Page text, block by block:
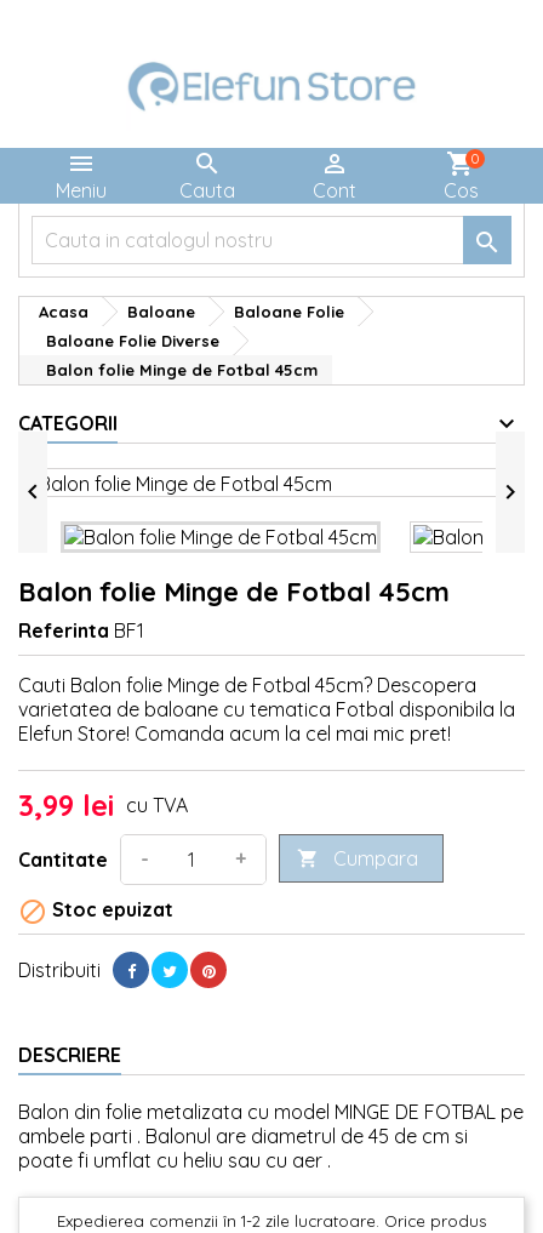

Meniu

Cauta

Cont
shopping_cart
Cos
0

Acasa Baloane
Baloane Folie
Baloane Folie Diverse
Balon folie Minge de Fotbal 45cm
CATEGORII
 
Balon folie Minge de Fotbal 45cm
Referinta BF1
Cauti Balon folie Minge de Fotbal 45cm? Descopera
varietatea de baloane cu tematica Fotbal disponibila la
Elefun Store! Comanda acum la cel mai mic pret!
3,99 lei cu TVA
Cantitate - +  Cumpara
 Stoc epuizat
Distribuiti
DESCRIERE
Balon din folie metalizata cu model MINGE DE FOTBAL pe
ambele parti . Balonul are diametrul de 45 de cm si
poate fi umflat cu heliu sau cu aer .
Expedierea comenzii în 1-2 zile lucratoare. Orice produs